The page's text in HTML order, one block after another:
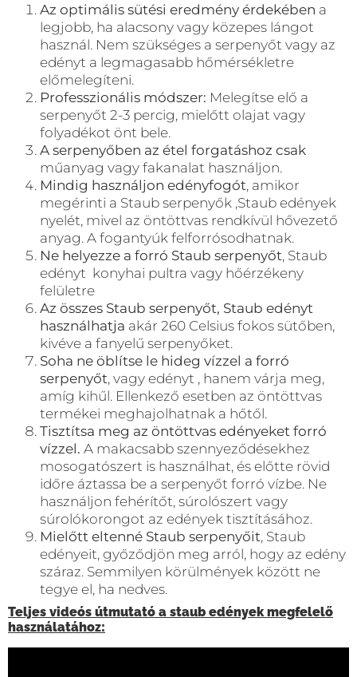
Az optimális sütési eredmény érdekében a
legjobb, ha alacsony vagy közepes lángot
használ. Nem szükséges a serpenyőt vagy az
edényt a legmagasabb hőmérsékletre
előmelegíteni.
Professzionális módszer: Melegítse elő a
serpenyőt 2-3 percig, mielőtt olajat vagy
folyadékot önt bele.
A serpenyőben az étel forgatáshoz csak
műanyag vagy fakanalat használjon.
Mindig használjon edényfogót, amikor
megérinti a Staub serpenyők ,Staub edények
nyelét, mivel az öntöttvas rendkívül hővezető
anyag. A fogantyúk felforrósodhatnak.
Ne helyezze a forró Staub serpenyőt, Staub
edényt konyhai pultra vagy hőérzékeny
felületre
Az összes Staub serpenyőt, Staub edényt
használhatja akár 260 Celsius fokos sütőben,
kivéve a fanyelű serpenyőket.
Soha ne öblítse le hideg vízzel a forró
serpenyőt, vagy edényt , hanem várja meg,
amíg kihűl. Ellenkező esetben az öntöttvas
termékei meghajolhatnak a hőtől.
Tisztítsa meg az öntöttvas edényeket forró
vízzel. A makacsabb szennyeződésekhez
mosogatószert is használhat, és előtte rövid
időre áztassa be a serpenyőt forró vízbe. Ne
használjon fehérítőt, súrolószert vagy
súrolókorongot az edények tisztításához.
Mielőtt eltenné Staub serpenyőit, Staub
edényeit, győződjön meg arról, hogy az edény
száraz. Semmilyen körülmények között ne
tegye el, ha nedves.
Teljes videós útmutató a staub edények megfelelő
használatához: